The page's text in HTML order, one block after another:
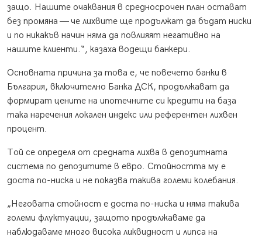
защо. Нашите очаквания в средносрочен план остават
без промяна — че лихвите ще продължат да бъдат ниски
и по никакъв начин няма да повлияят негативно на
нашите клиенти.“, казаха водещи банкери.
Основната причина за това е, че повечето банки в
България, включително Банка ДСК, продължават да
формират цените на ипотечните си кредити на база
така наречения локален индекс или референтен лихвен
процент.
Той се определя от средната лихва в депозитната
система по депозитите в евро. Стойността му е
доста по-ниска и не показва такива големи колебания.
„Неговата стойност е доста по-ниска и няма такива
големи флуктуации, защото продължаваме да
наблюдаваме много висока ликвидност и липса на